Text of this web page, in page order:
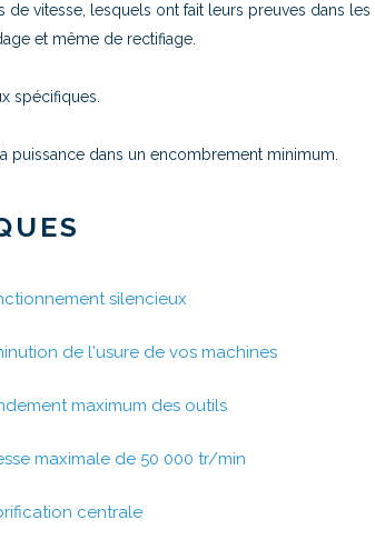
vitesse, lesquels ont fait leurs preuves dans
et même de rectifiage.
spécifiques.
puissance dans un encombrement minimum.
silencieux
de l'usure de vos machines
maximum des outils
maximale de 50 000 tr/min
centrale